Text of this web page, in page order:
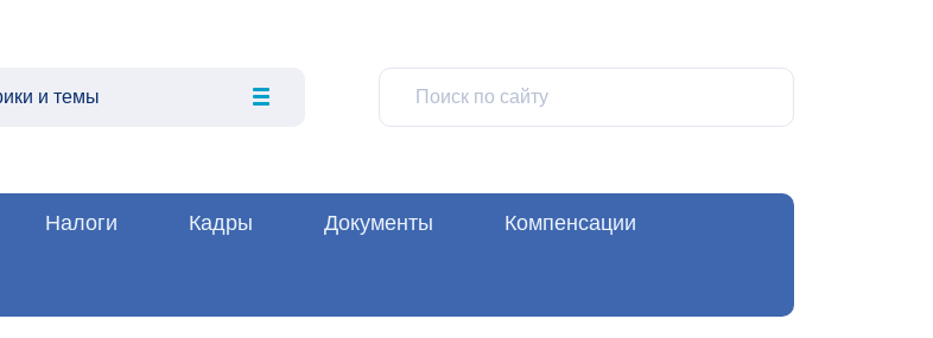
и темы
Налоги Кадры Документы Компенсации